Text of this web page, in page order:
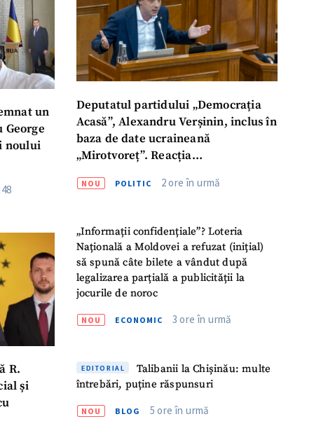
un
George
noului
R.
și
Deputatul partidului „Democrația
Acasă”, Alexandru Verșinin, inclus în
baza de date ucraineană
„Mirotvoreț”. Reacția
NOU POLITIC 2 ore în urmă
„Informații confidențiale”? Loteria
Națională a Moldovei a refuzat (inițial)
să spună câte bilete a vândut după
legalizarea parțială a publicității la
jocurile de noroc
NOU ECONOMIC 3 ore în urmă
EDITORIAL
Talibanii la Chișinău: multe
întrebări, puține răspunsuri
NOU BLOG 5 ore în urmă